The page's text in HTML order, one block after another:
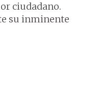
ciudadano.
su inminente